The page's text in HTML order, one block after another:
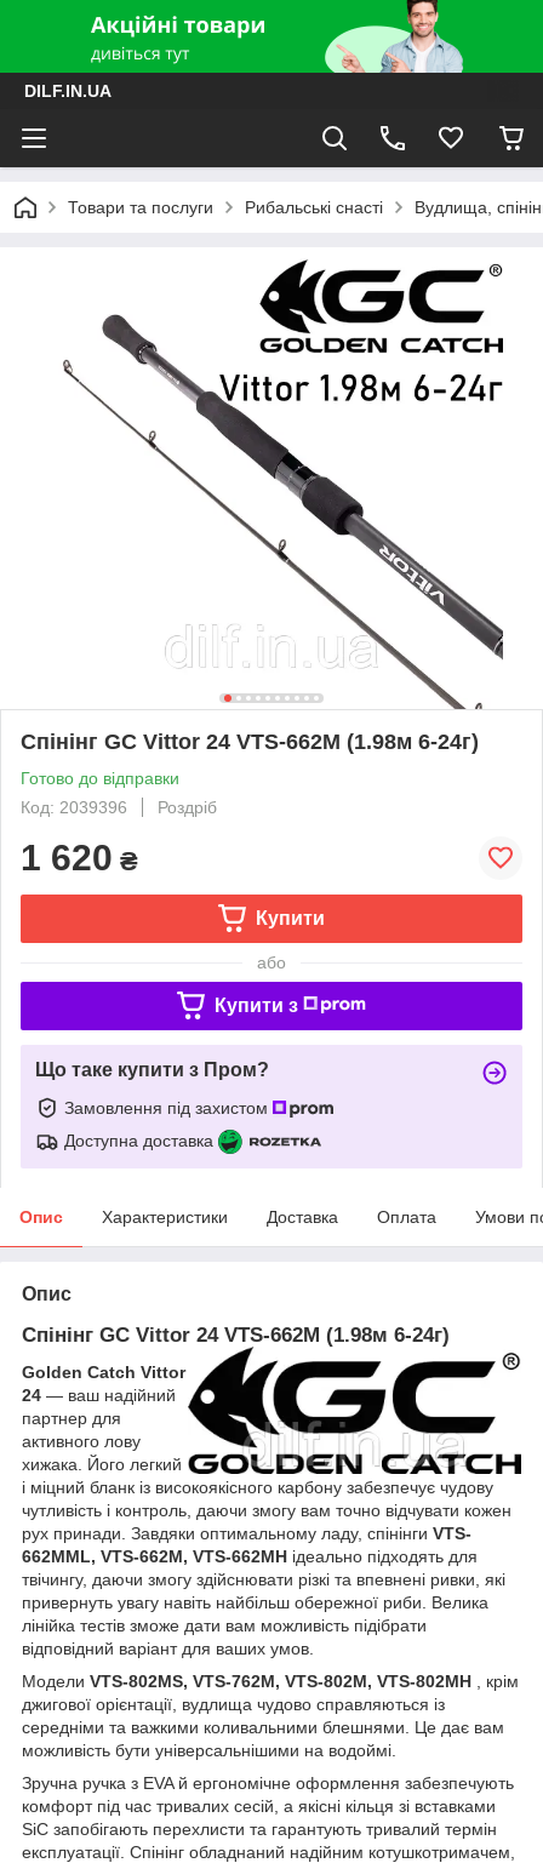
DILF.IN.UA
Товари та послуги Рибальські снасті Вудлища,
Спінінг GC Vittor 24 VTS-662M (1.98м 6-24г)
Готово до відправки
Код: 2039396
Роздріб
1 620 ₴
Купити
або
Купити з
Що таке купити з Пром?
Замовлення під захистом
Доступна доставка
Опис Характеристики Доставка Оплата Умови
Опис
Спінінг GC Vittor 24 VTS-662M (1.98м 6-24г)
Golden Catch Vittor
24 — ваш надійний
партнер для
активного лову
хижака. Його легкий
і міцний бланк із високоякісного карбону забезпечує чудову
чутливість і контроль, даючи змогу вам точно відчувати кожен
рух принади. Завдяки оптимальному ладу, спінінги VTS-
662MML, VTS-662M, VTS-662MH ідеально підходять для
твічингу, даючи змогу здійснювати різкі та впевнені ривки, які
привернуть увагу навіть найбільш обережної риби. Велика
лінійка тестів зможе дати вам можливість підібрати
відповідний варіант для ваших умов.
Модели VTS-802MS, VTS-762M, VTS-802M, VTS-802MH , крім
джигової орієнтації, вудлища чудово справляються із
середніми та важкими коливальними блешнями. Це дає вам
можливість бути універсальнішими на водоймі.
Зручна ручка з EVA й ергономічне оформлення забезпечують
комфорт під час тривалих сесій, а якісні кільця зі вставками
SiC запобігають перехлисти та гарантують тривалий термін
експлуатації. Спінінг обладнаний надійним котушкотримачем,